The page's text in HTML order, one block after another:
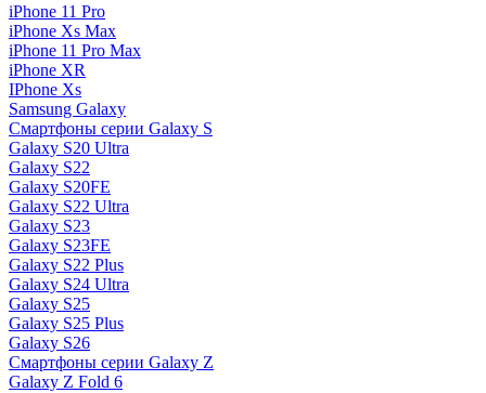
iPhone 11 Pro
iPhone Xs Max
iPhone 11 Pro Max
iPhone XR
IPhone Xs
Samsung Galaxy
Смартфоны серии Galaxy S
Galaxy S20 Ultra
Galaxy S22
Galaxy S20FE
Galaxy S22 Ultra
Galaxy S23
Galaxy S23FE
Galaxy S22 Plus
Galaxy S24 Ultra
Galaxy S25
Galaxy S25 Plus
Galaxy S26
Смартфоны серии Galaxy Z
Galaxy Z Fold 6